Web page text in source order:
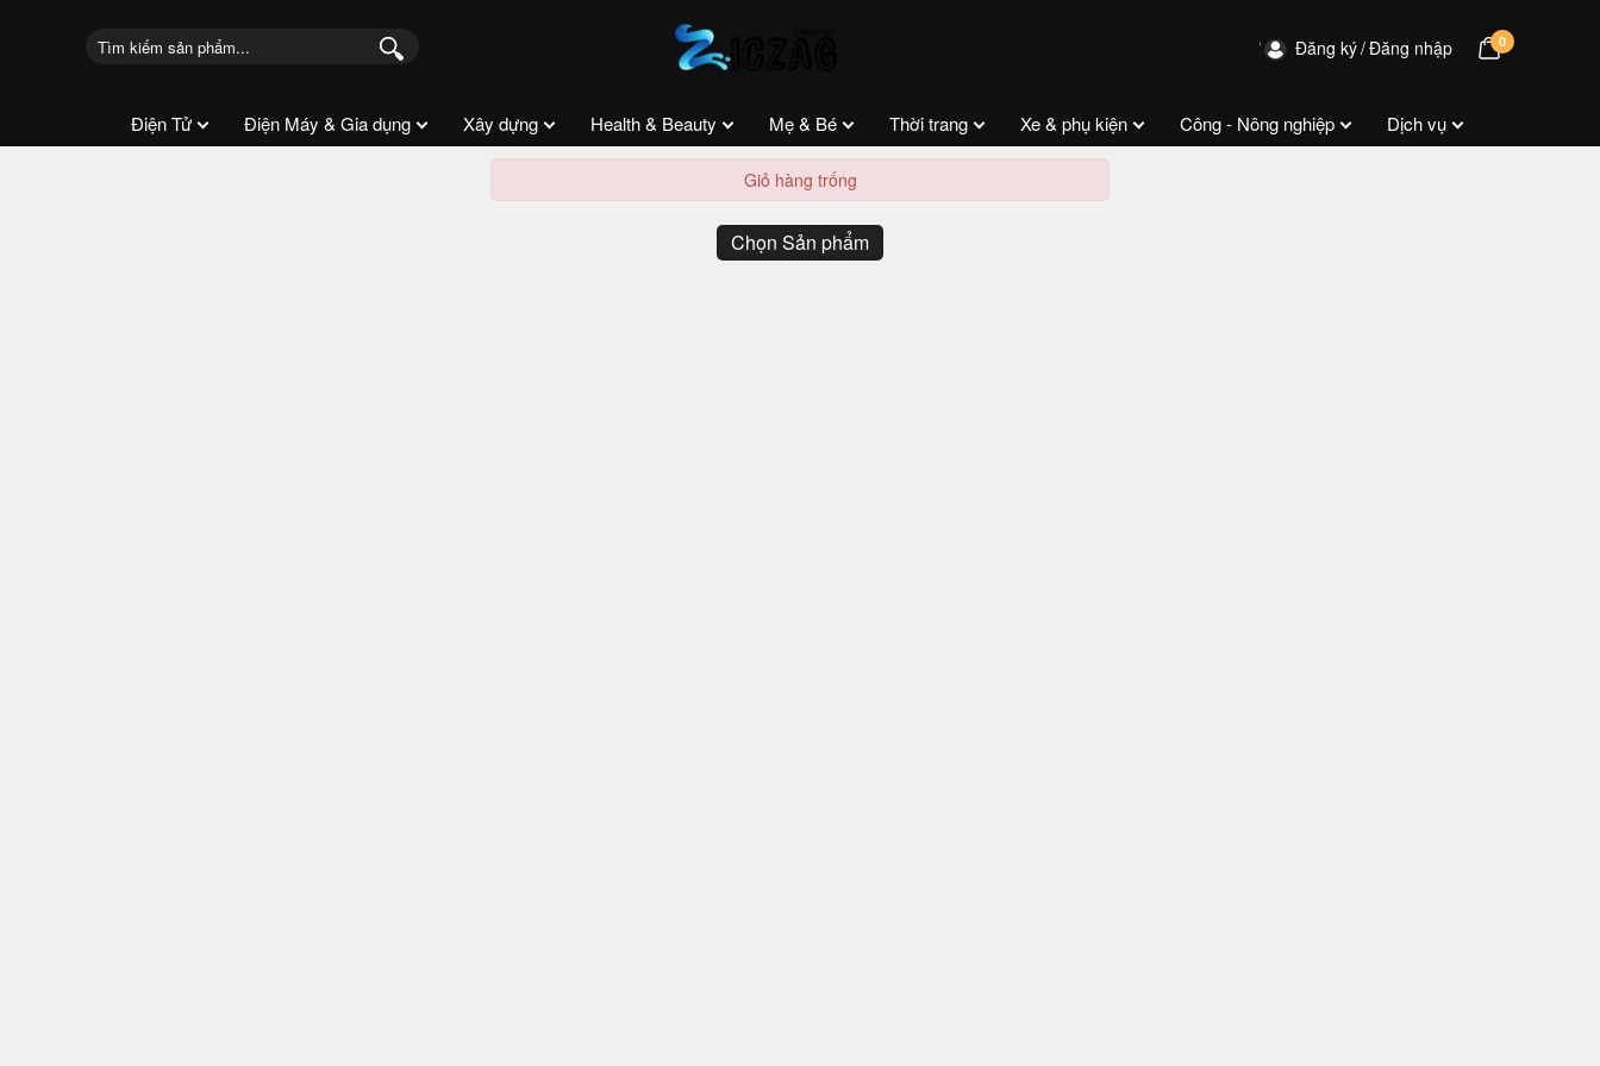
Đăng ký Đăng nhập 0
Điện Tử Điện Máy & Gia dụng Xây dựng Health & Beauty Mẹ & Bé Thời trang Xe & phụ kiện Công - Nông nghiệp Dịch vụ
Giỏ hàng trống
Chọn Sản phẩm